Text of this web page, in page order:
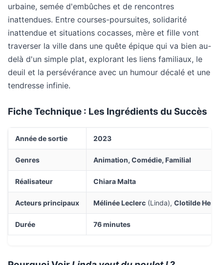
urbaine, semée d'embûches et de rencontres
inattendues. Entre courses-poursuites, solidarité
inattendue et situations cocasses, mère et fille vont
traverser la ville dans une quête épique qui va bien au-
delà d'un simple plat, explorant les liens familiaux, le
deuil et la persévérance avec un humour décalé et une
tendresse infinie.
Fiche Technique : Les Ingrédients du Succès
Année de sortie 2023
Genres Animation, Comédie, Familial
Réalisateur Chiara Malta
Acteurs principaux Mélinée Leclerc (Linda), Clotilde
Durée 76 minutes